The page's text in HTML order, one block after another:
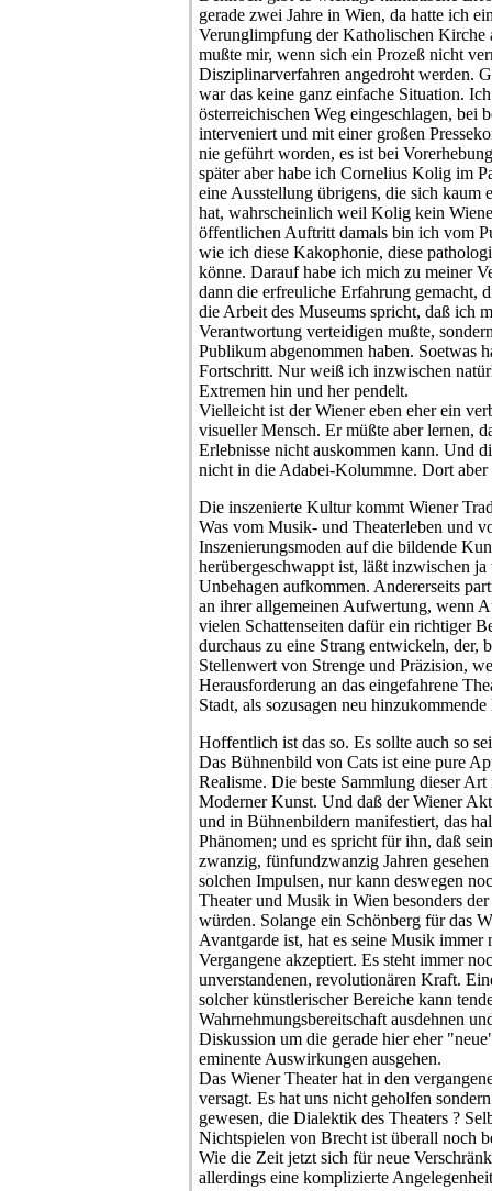
gerade zwei Jahre in Wien, da hatte ich
Verunglimpfung der Katholischen
mußte mir, wenn sich ein Prozeß nicht
Disziplinarverfahren angedroht werden.
war das keine ganz einfache Situation.
österreichischen Weg eingeschlagen, bei
interveniert und mit einer großen
nie geführt worden, es ist bei
später aber habe ich Cornelius Kolig im
eine Ausstellung übrigens, die sich kaum
hat, wahrscheinlich weil Kolig kein
öffentlichen Auftritt damals bin ich vom
wie ich diese Kakophonie, diese
könne. Darauf habe ich mich zu meiner
dann die erfreuliche Erfahrung gemacht,
die Arbeit des Museums spricht, daß ich
Verantwortung verteidigen mußte,
Publikum abgenommen haben. Soetwas
Fortschritt. Nur weiß ich inzwischen
Extremen hin und her pendelt.
Vielleicht ist der Wiener eben eher ein
visueller Mensch. Er müßte aber lernen,
Erlebnisse nicht auskommen kann. Und
nicht in die Adabei-Kolummne. Dort aber
Die inszenierte Kultur kommt Wiener
Was vom Musik- und Theaterleben und
Inszenierungsmoden auf die bildende
herübergeschwappt ist, läßt inzwischen
Unbehagen aufkommen. Andererseits
an ihrer allgemeinen Aufwertung, wenn
vielen Schattenseiten dafür ein richtiger
durchaus zu eine Strang entwickeln, der,
Stellenwert von Strenge und Präzision,
Herausforderung an das eingefahrene
Stadt, als sozusagen neu
Hoffentlich ist das so. Es sollte auch so
Das Bühnenbild von Cats ist eine pure
Realisme. Die beste Sammlung dieser
Moderner Kunst. Und daß der Wiener
und in Bühnenbildern manifestiert, das
Phänomen; und es spricht für ihn, daß
zwanzig, fünfundzwanzig Jahren
solchen Impulsen, nur kann deswegen
Theater und Musik in Wien besonders
würden. Solange ein Schönberg für das
Avantgarde ist, hat es seine Musik immer
Vergangene akzeptiert. Es steht immer
unverstandenen, revolutionären Kraft.
solcher künstlerischer Bereiche kann
Wahrnehmungsbereitschaft ausdehnen
Diskussion um die gerade hier eher
eminente Auswirkungen ausgehen.
Das Wiener Theater hat in den
versagt. Es hat uns nicht geholfen
gewesen, die Dialektik des Theaters ?
Nichtspielen von Brecht ist überall noch
Wie die Zeit jetzt sich für neue
allerdings eine komplizierte